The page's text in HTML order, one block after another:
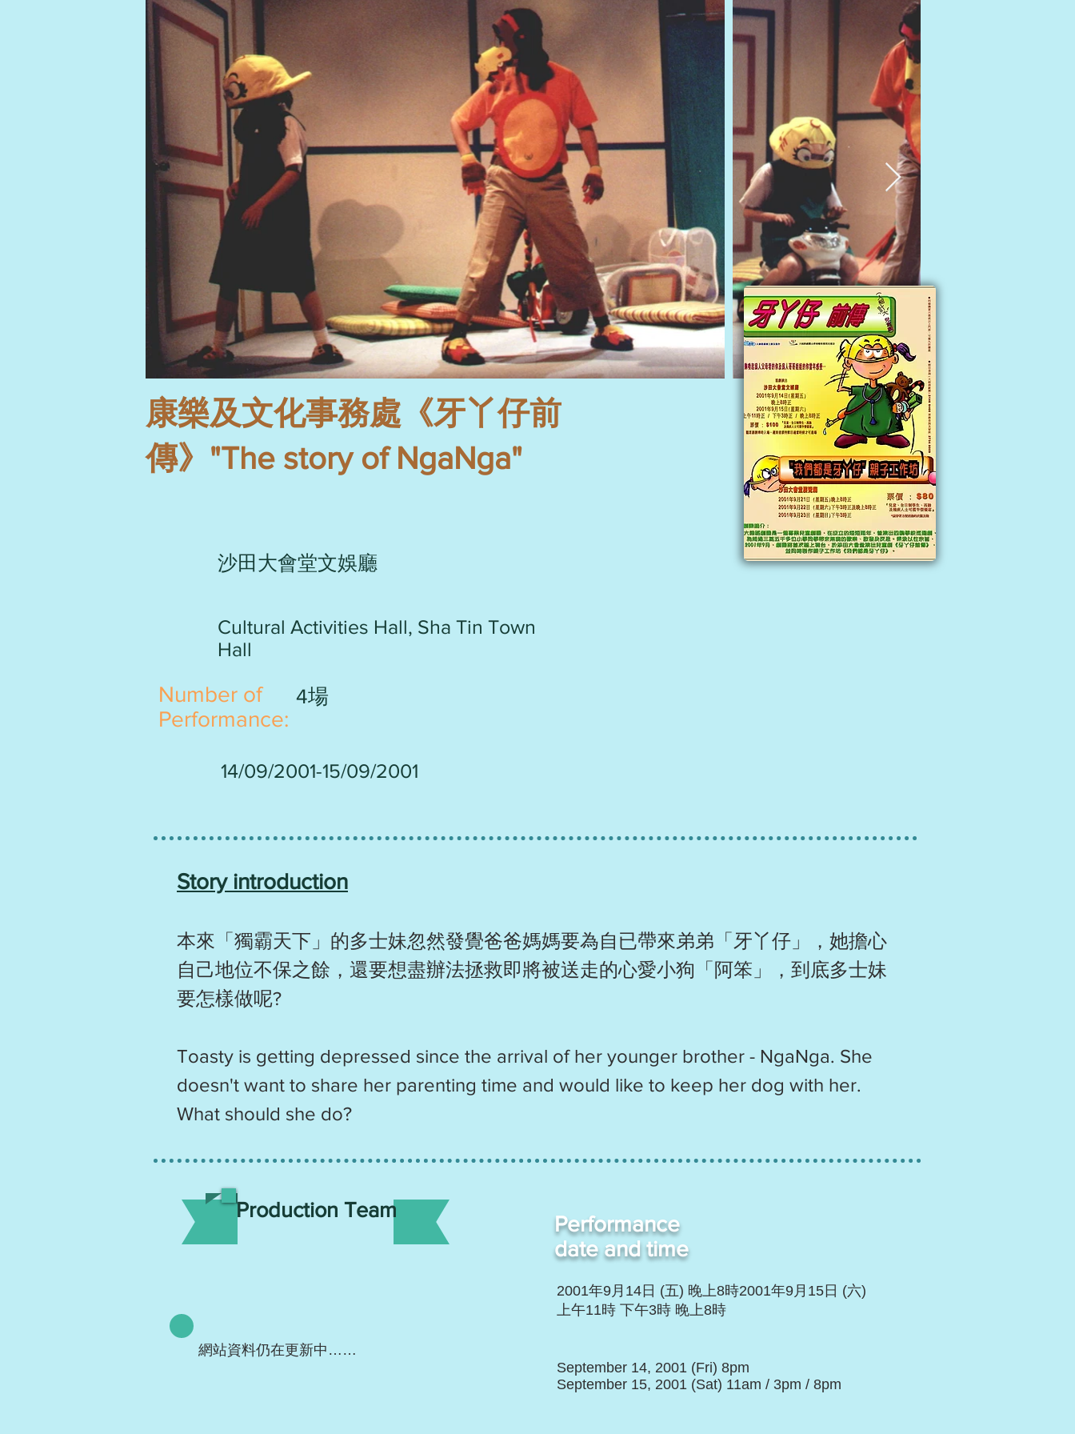
康樂及文化事務處《牙丫仔前
傳》"The story of NgaNga"
沙田大會堂文娛廳
Cultural Activities Hall, Sha Tin Town
Hall
​Number of
Performance:
4場
14/09/2001-15/09/2001
Story introduction
本來「獨霸天下」的多士妹忽然發覺爸爸媽媽要為自已帶來弟弟「牙丫仔」，她擔心
自己地位不保之餘，還要想盡辦法拯救即將被送走的心愛小狗「阿笨」，到底多士妹
要怎樣做呢?
Toasty is getting depressed since the arrival of her younger brother - NgaNga. She
doesn't want to share her parenting time and would like to keep her dog with her.
What should she do?
Production Team
網站資料仍在更新中……
2001年9月14日 (五) 晚上8時2001年9月15日 (六)
上午11時 下午3時 晚上8時
September 14, 2001 (Fri) 8pm
September 15, 2001 (Sat) 11am / 3pm / 8pm
Performance
date and time